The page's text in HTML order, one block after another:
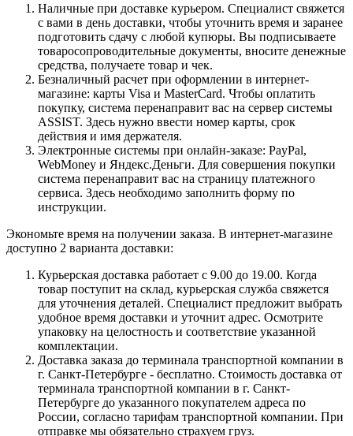
Наличные при доставке курьером. Специалист свяжется
с вами в день доставки, чтобы уточнить время и заранее
подготовить сдачу с любой купюры. Вы подписываете
товаросопроводительные документы, вносите денежные
средства, получаете товар и чек.
Безналичный расчет при оформлении в интернет-
магазине: карты Visa и MasterCard. Чтобы оплатить
покупку, система перенаправит вас на сервер системы
ASSIST. Здесь нужно ввести номер карты, срок
действия и имя держателя.
Электронные системы при онлайн-заказе: PayPal,
WebMoney и Яндекс.Деньги. Для совершения покупки
система перенаправит вас на страницу платежного
сервиса. Здесь необходимо заполнить форму по
инструкции.
Экономьте время на получении заказа. В интернет-магазине
доступно 2 варианта доставки:
Курьерская доставка работает с 9.00 до 19.00. Когда
товар поступит на склад, курьерская служба свяжется
для уточнения деталей. Специалист предложит выбрать
удобное время доставки и уточнит адрес. Осмотрите
упаковку на целостность и соответствие указанной
комплектации.
Доставка заказа до терминала транспортной компании в
г. Санкт-Петербурге - бесплатно. Стоимость доставка от
терминала транспортной компании в г. Санкт-
Петербурге до указанного покупателем адреса по
России, согласно тарифам транспортной компании. При
отправке мы обязательно страхуем груз.